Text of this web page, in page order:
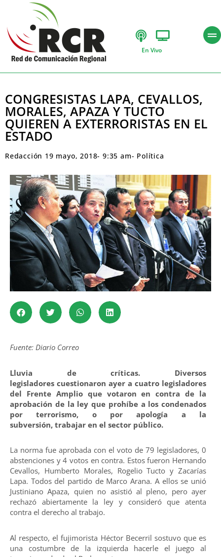
En Vivo
CONGRESISTAS LAPA, CEVALLOS,
MORALES, APAZA Y TUCTO
QUIEREN A EXTERRORISTAS EN EL
ESTADO
Redacción 19 mayo, 2018- 9:35 am- Política
Fuente: Diario Correo
Lluvia de críticas. Diversos
legisladores cuestionaron ayer a cuatro legisladores
del Frente Amplio que votaron en contra de la
aprobación de la ley que prohíbe a los condenados
por terrorismo, o por apología a la
subversión, trabajar en el sector público.
La norma fue aprobada con el voto de 79 legisladores, 0
abstenciones y 4 votos en contra. Estos fueron Hernando
Cevallos, Humberto Morales, Rogelio Tucto y Zacarías
Lapa. Todos del partido de Marco Arana. A ellos se unió
Justiniano Apaza, quien no asistió al pleno, pero ayer
rechazó abiertamente la ley y consideró que atenta
contra el derecho al trabajo.
Al respecto, el fujimorista Héctor Becerril sostuvo que es
una costumbre de la izquierda hacerle el juego al